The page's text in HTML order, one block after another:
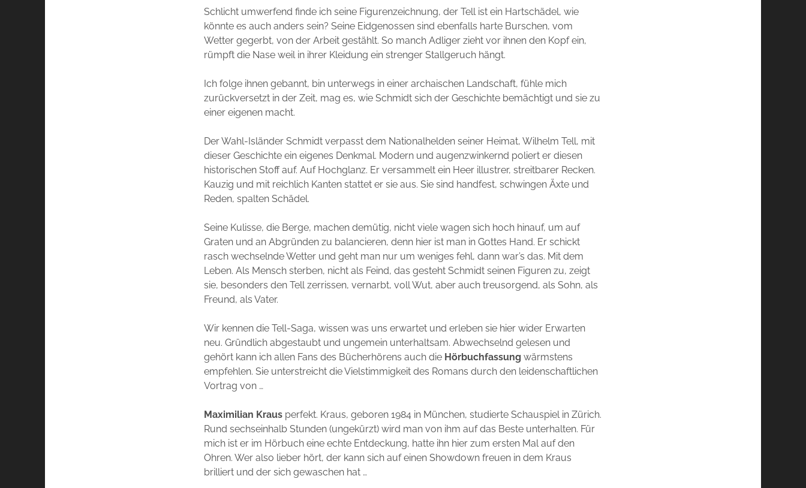
Schlicht umwerfend finde ich seine Figurenzeichnung, der Tell ist ein Hartschädel, wie
könnte es auch anders sein? Seine Eidgenossen sind ebenfalls harte Burschen, vom
Wetter gegerbt, von der Arbeit gestählt. So manch Adliger zieht vor ihnen den Kopf ein,
rümpft die Nase weil in ihrer Kleidung ein strenger Stallgeruch hängt.
Ich folge ihnen gebannt, bin unterwegs in einer archaischen Landschaft, fühle mich
zurückversetzt in der Zeit, mag es, wie Schmidt sich der Geschichte bemächtigt und sie zu
einer eigenen macht.
Der Wahl-Isländer Schmidt verpasst dem Nationalhelden seiner Heimat, Wilhelm Tell, mit
dieser Geschichte ein eigenes Denkmal. Modern und augenzwinkernd poliert er diesen
historischen Stoff auf. Auf Hochglanz. Er versammelt ein Heer illustrer, streitbarer Recken.
Kauzig und mit reichlich Kanten stattet er sie aus. Sie sind handfest, schwingen Äxte und
Reden, spalten Schädel.
Seine Kulisse, die Berge, machen demütig, nicht viele wagen sich hoch hinauf, um auf
Graten und an Abgründen zu balancieren, denn hier ist man in Gottes Hand. Er schickt
rasch wechselnde Wetter und geht man nur um weniges fehl, dann war’s das. Mit dem
Leben. Als Mensch sterben, nicht als Feind, das gesteht Schmidt seinen Figuren zu, zeigt
sie, besonders den Tell zerrissen, vernarbt, voll Wut, aber auch treusorgend, als Sohn, als
Freund, als Vater.
Wir kennen die Tell-Saga, wissen was uns erwartet und erleben sie hier wider Erwarten
neu. Gründlich abgestaubt und ungemein unterhaltsam. Abwechselnd gelesen und
gehört kann ich allen Fans des Bücherhörens auch die Hörbuchfassungwärmstens
empfehlen. Sie unterstreicht die Vielstimmigkeit des Romans durch den leidenschaftlichen
Vortrag von …
Maximilian Kraus perfekt. Kraus, geboren 1984 in München, studierte Schauspiel in Zürich.
Rund sechseinhalb Stunden (ungekürzt) wird man von ihm auf das Beste unterhalten. Für
mich ist er im Hörbuch eine echte Entdeckung, hatte ihn hier zum ersten Mal auf den
Ohren. Wer also lieber hört, der kann sich auf einen Showdown freuen in dem Kraus
brilliert und der sich gewaschen hat …